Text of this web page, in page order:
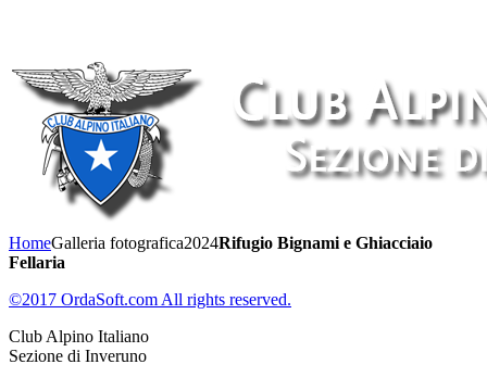
HomeGalleria fotografica2024Rifugio Bignami e Ghiacciaio
Fellaria
©2017 OrdaSoft.com All rights reserved.
Club Alpino Italiano
Sezione di Inveruno